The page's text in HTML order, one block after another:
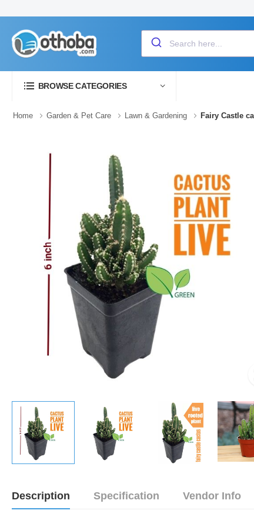
BROWSE CATEGORIES
Home Garden & Pet Care Lawn & Gardening Fairy Castle
Description Specification Vendor Info